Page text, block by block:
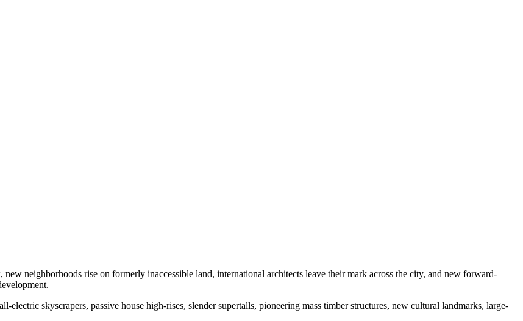
neighborhoods rise on formerly inaccessible land, international architects leave their mark across the city, and new forward-
skyscrapers, passive house high-rises, slender supertalls, pioneering mass timber structures, new cultural landmarks, large-